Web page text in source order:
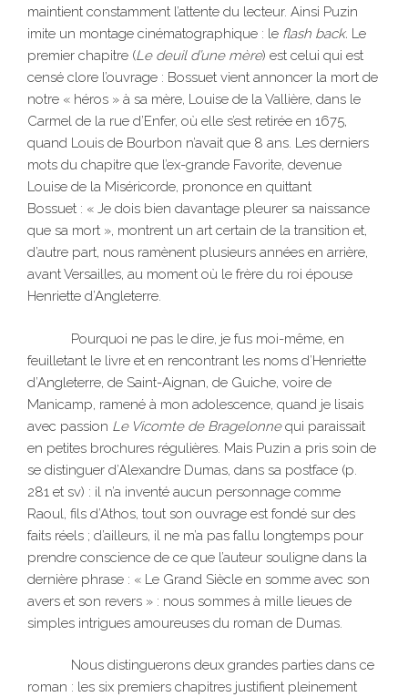
maintient constamment l’attente du lecteur. Ainsi Puzin
imite un montage cinématographique : le flash back. Le
premier chapitre (Le deuil d’une mère) est celui qui est
censé clore l’ouvrage : Bossuet vient annoncer la mort de
notre « héros » à sa mère, Louise de la Vallière, dans le
Carmel de la rue d’Enfer, où elle s’est retirée en 1675,
quand Louis de Bourbon n’avait que 8 ans. Les derniers
mots du chapitre que l’ex-grande Favorite, devenue
Louise de la Miséricorde, prononce en quittant
Bossuet : « Je dois bien davantage pleurer sa naissance
que sa mort », montrent un art certain de la transition et,
d’autre part, nous ramènent plusieurs années en arrière,
avant Versailles, au moment où le frère du roi épouse
Henriette d’Angleterre.
Pourquoi ne pas le dire, je fus moi-même, en
feuilletant le livre et en rencontrant les noms d’Henriette
d’Angleterre, de Saint-Aignan, de Guiche, voire de
Manicamp, ramené à mon adolescence, quand je lisais
avec passion Le Vicomte de Bragelonnequi paraissait
en petites brochures régulières. Mais Puzin a pris soin de
se distinguer d’Alexandre Dumas, dans sa postface (p.
281 et sv) : il n’a inventé aucun personnage comme
Raoul, fils d’Athos, tout son ouvrage est fondé sur des
faits réels ; d’ailleurs, il ne m’a pas fallu longtemps pour
prendre conscience de ce que l’auteur souligne dans la
dernière phrase : « Le Grand Siècle en somme avec son
avers et son revers » : nous sommes à mille lieues de
simples intrigues amoureuses du roman de Dumas.
Nous distinguerons deux grandes parties dans ce
roman : les six premiers chapitres justifient pleinement